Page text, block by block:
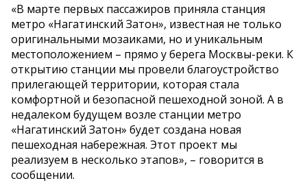
«В марте первых пассажиров приняла станция
метро «Нагатинский Затон», известная не только
оригинальными мозаиками, но и уникальным
местоположением – прямо у берега Москвы-реки. К
открытию станции мы провели благоустройство
прилегающей территории, которая стала
комфортной и безопасной пешеходной зоной. А в
недалеком будущем возле станции метро
«Нагатинский Затон» будет создана новая
пешеходная набережная. Этот проект мы
реализуем в несколько этапов», – говорится в
сообщении.